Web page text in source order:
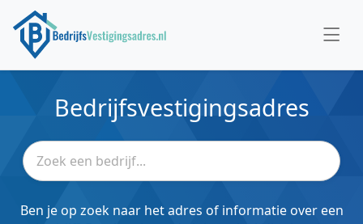
Bedrijfsvestigingsadres
Ben je op zoek naar het adres of informatie over een